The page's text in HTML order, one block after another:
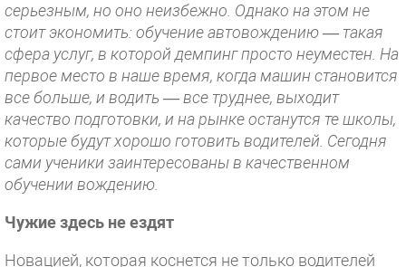
серьезным, но оно неизбежно. Однако на этом не
стоит экономить: обучение автовождению — такая
сфера услуг, в которой демпинг просто неуместен. На
первое место в наше время, когда машин становится
все больше, и водить — все труднее, выходит
качество подготовки, и на рынке останутся те школы,
которые будут хорошо готовить водителей. Сегодня
сами ученики заинтересованы в качественном
обучении вождению.
Чужие здесь не ездят
Новацией, которая коснется не только водителей